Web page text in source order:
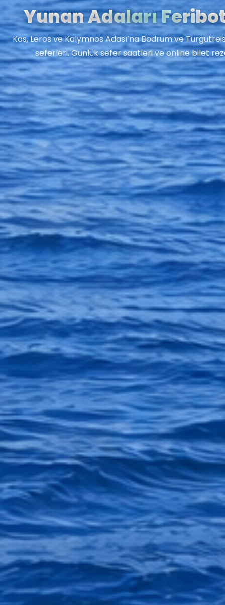
Yunan Adaları
Kos, Leros ve Kalymnos Adası’na Bodrum ve
seferleri. Günlük sefer saatleri ve online bilet